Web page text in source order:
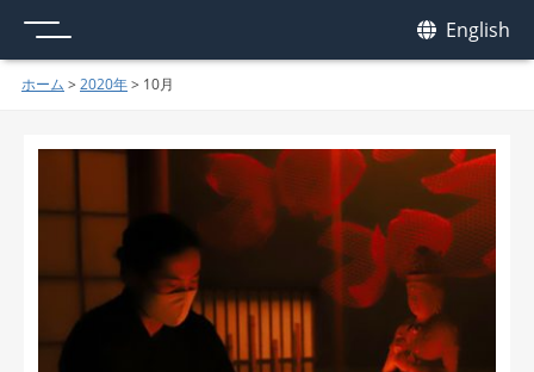
English
ホーム > 2020年> 10月